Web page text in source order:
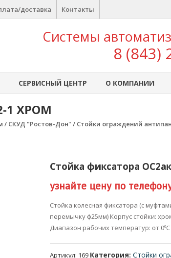
доставка Контакты
Системы
8 (843)
СЕРВИСНЫЙ ЦЕНТР О КОМПАНИИ
1 ХРОМ
/ СКУД "Ростов-Дон" / Стойки ограждений
Стойка фиксатора
узнайте цену по
Стойка колесная фиксатора (с
перемычку ф25мм) Корпус стойки:
Диапазон рабочих температур: от 0ºС
Артикул: 169 Категория:Стойки